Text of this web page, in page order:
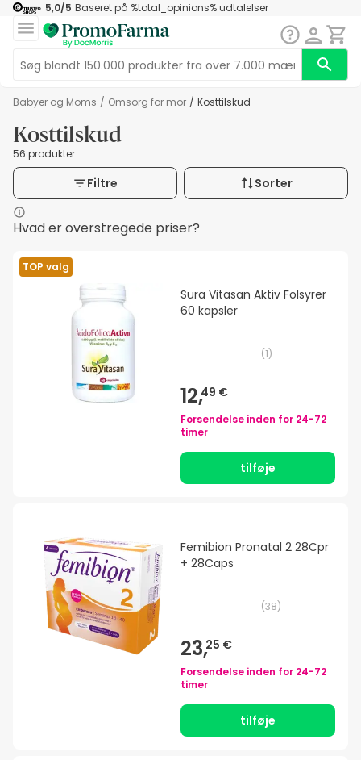
5,0/5 Baseret på %total_opinions%udtalelser
Babyer og Moms / Omsorg for mor / Kosttilskud
Kosttilskud
56 produkter
Filtre Sorter
Hvad er overstregede priser?
TOP valg
Sura Vitasan Aktiv Folsyrer
60 kapsler
(1)
12,49 €
Forsendelse inden for 24-72
timer
tilføje
Femibion Pronatal 2 28Cpr
+ 28Caps
(38)
23,25 €
Forsendelse inden for 24-72
timer
tilføje